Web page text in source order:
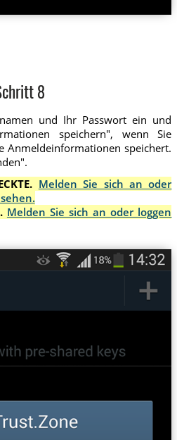
8
und Ihr Passwort ein und
speichern", wenn Sie
Anmeldeinformationen speichert.
Melden Sie sich an oder
Melden Sie sich an oder loggen